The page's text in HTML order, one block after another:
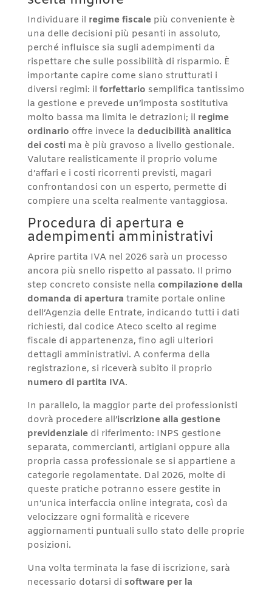
Individuare il regime fiscalepiù conveniente è
una delle decisioni più pesanti in assoluto,
perché influisce sia sugli adempimenti da
rispettare che sulle possibilità di risparmio. È
importante capire come siano strutturati i
diversi regimi: il forfettario semplifica tantissimo
la gestione e prevede un’imposta sostitutiva
molto bassa ma limita le detrazioni; il regime
ordinario offre invece la deducibilità analitica
dei costima è più gravoso a livello gestionale.
Valutare realisticamente il proprio volume
d’affari e i costi ricorrenti previsti, magari
confrontandosi con un esperto, permette di
compiere una scelta realmente vantaggiosa.
Procedura di apertura e
adempimenti amministrativi
Aprire partita IVA nel 2026 sarà un processo
ancora più snello rispetto al passato. Il primo
step concreto consiste nella compilazione della
domanda di apertura tramite portale online
dell’Agenzia delle Entrate, indicando tutti i dati
richiesti, dal codice Ateco scelto al regime
fiscale di appartenenza, fino agli ulteriori
dettagli amministrativi. A conferma della
registrazione, si riceverà subito il proprio
numero di partita IVA.
In parallelo, la maggior parte dei professionisti
dovrà procedere all’iscrizione alla gestione
previdenzialedi riferimento: INPS gestione
separata, commercianti, artigiani oppure alla
propria cassa professionale se si appartiene a
categorie regolamentate. Dal 2026, molte di
queste pratiche potranno essere gestite in
un’unica interfaccia online integrata, così da
velocizzare ogni formalità e ricevere
aggiornamenti puntuali sullo stato delle proprie
posizioni.
Una volta terminata la fase di iscrizione, sarà
necessario dotarsi di software per la